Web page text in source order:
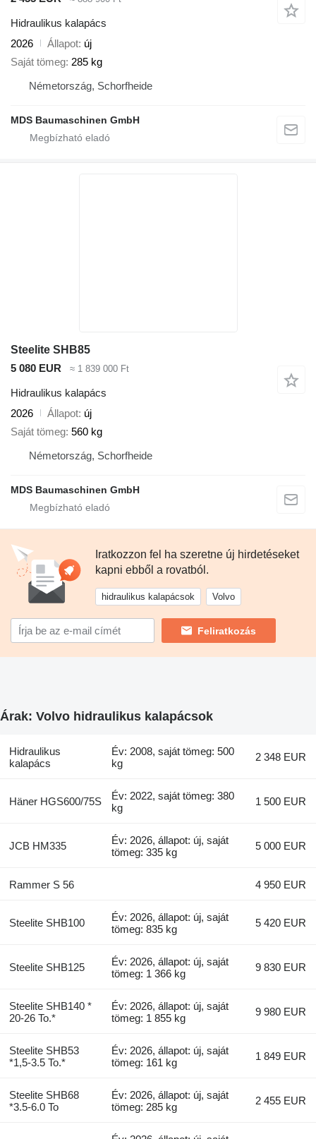
Hidraulikus kalapács
2026
Állapot új
Saját tömeg 285 kg
Németország, Schorfheide
MDS Baumaschinen GmbH
Steelite SHB85
5 080 EUR
≈ 1 839 000 Ft
Hidraulikus kalapács
2026
Állapot új
Saját tömeg 560 kg
Németország, Schorfheide
MDS Baumaschinen GmbH
Iratkozzon fel ha szeretne új hirdetéseket
kapni ebből a rovatból.
hidraulikus kalapácsok Volvo
Feliratkozás
Árak: Volvo hidraulikus kalapácsok
Hidraulikus
kalapács
Év: 2008, saját tömeg: 500
kg
2 348 EUR
Häner HGS600/75S
Év: 2022, saját tömeg: 380
kg
1 500 EUR
JCB HM335
Év: 2026, állapot: új, saját
tömeg: 335 kg
5 000 EUR
Rammer S 56 4 950 EUR
Steelite SHB100
Év: 2026, állapot: új, saját
tömeg: 835 kg
5 420 EUR
Steelite SHB125
Év: 2026, állapot: új, saját
tömeg: 1 366 kg
9 830 EUR
Steelite SHB140 *
20-26 To.*
Év: 2026, állapot: új, saját
tömeg: 1 855 kg
9 980 EUR
Steelite SHB53
*1,5-3.5 To.*
Év: 2026, állapot: új, saját
tömeg: 161 kg
1 849 EUR
Steelite SHB68
*3.5-6.0 To
Év: 2026, állapot: új, saját
tömeg: 285 kg
2 455 EUR